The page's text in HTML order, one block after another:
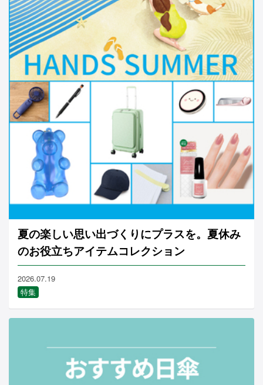
夏の楽しい思い出づくりにプラスを。夏休み
のお役立ちアイテムコレクション
2026.07.19
特集